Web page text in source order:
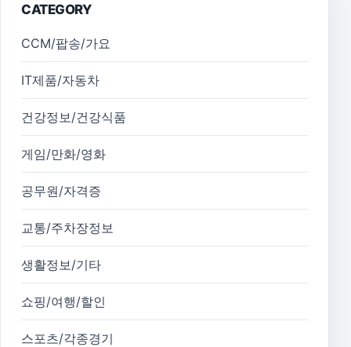
CATEGORY
CCM/팝송/가요
IT제품/자동차
건강정보/건강식품
게임/만화/영화
공무원/자격증
교통/주차장정보
생활정보/기타
쇼핑/여행/할인
스포츠/각종경기